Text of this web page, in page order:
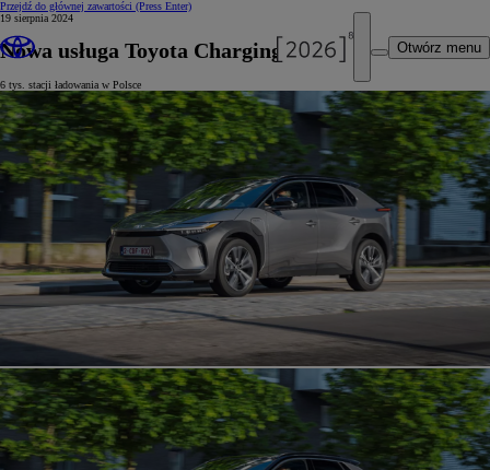
Przejdź do głównej zawartości (Press Enter)
Otwórz menu
19 sierpnia 2024
Nowa usługa Toyota Charging Network
6 tys. stacji ładowania w Polsce